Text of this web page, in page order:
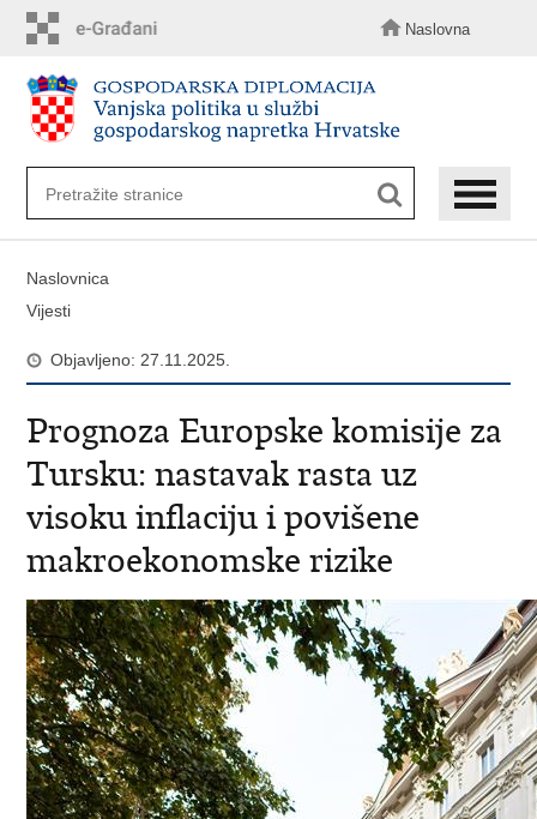
sadržaj
Naslovna
Naslovnica
Vijesti
Objavljeno: 27.11.2025.
Prognoza Europske komisije za
Tursku: nastavak rasta uz
visoku inflaciju i povišene
makroekonomske rizike